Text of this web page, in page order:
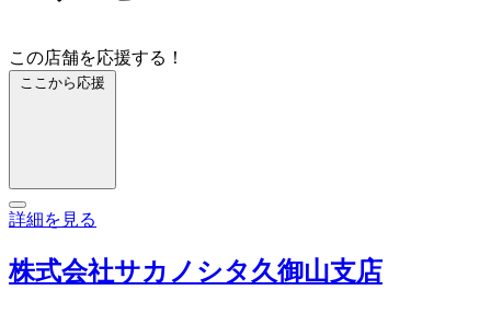
この店舗を応援する！
ここから応援
詳細を見る
株式会社サカノシタ久御山支店